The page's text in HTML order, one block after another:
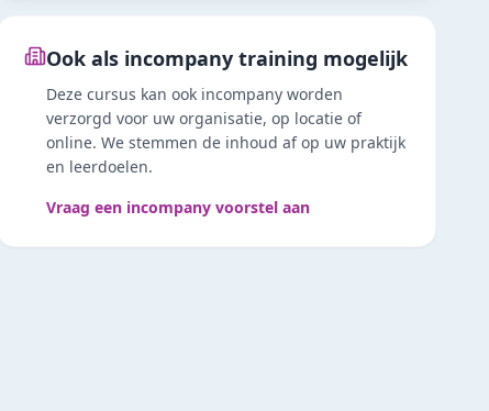
Ook als incompany training mogelijk
Deze cursus kan ook incompany worden
verzorgd voor uw organisatie, op locatie of
online. We stemmen de inhoud af op uw praktijk
en leerdoelen.
Vraag een incompany voorstel aan